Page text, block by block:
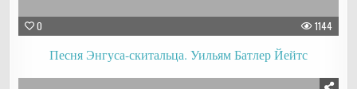
0 1144
Песня Энгуса-скитальца. Уильям Батлер Йейтс